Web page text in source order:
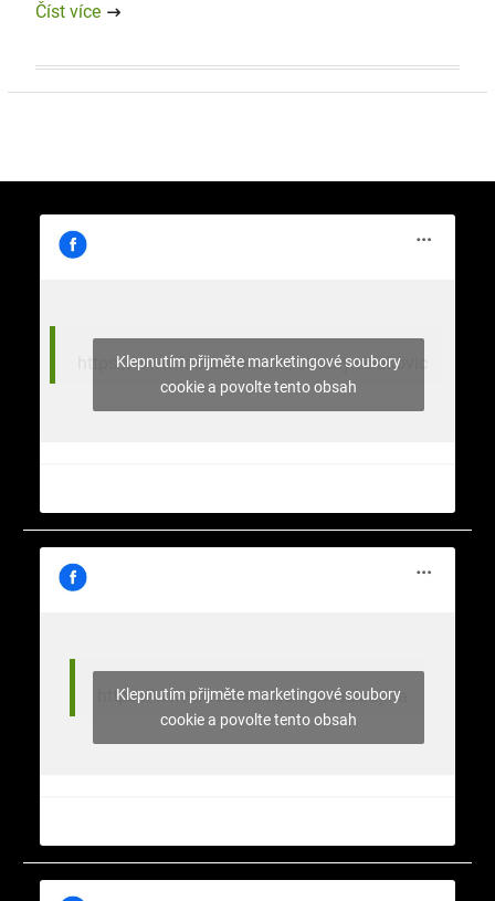
Číst více
https://www.facebook.com/stromy.celakovic
Klepnutím přijměte marketingové soubory
cookie a povolte tento obsah
https://www.facebook.com/nasekrajina
Klepnutím přijměte marketingové soubory
cookie a povolte tento obsah